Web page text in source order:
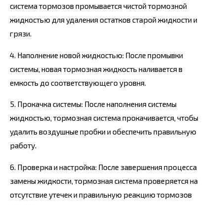
система тормозов промывается чистой тормозной
жидкостью для удаления остатков старой жидкости и
грязи.
4. Наполнение новой жидкостью: После промывки
системы, новая тормозная жидкость наливается в
емкость до соответствующего уровня.
5. Прокачка системы: После наполнения системы
жидкостью, тормозная система прокачивается, чтобы
удалить воздушные пробки и обеспечить правильную
работу.
6. Проверка и настройка: После завершения процесса
замены жидкости, тормозная система проверяется на
отсутствие утечек и правильную реакцию тормозов